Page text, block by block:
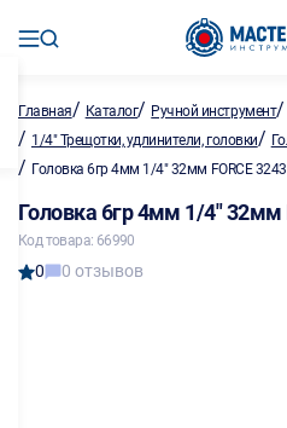
Главная/ Каталог/ Ручной инструмент/
/ 1/4" Трещотки, удлинители, головки/
/ Головка 6гр 4мм 1/4" 32мм FORCE
Головка 6гр 4мм 1/4" 32мм
Код товара: 66990
0 0 отзывов